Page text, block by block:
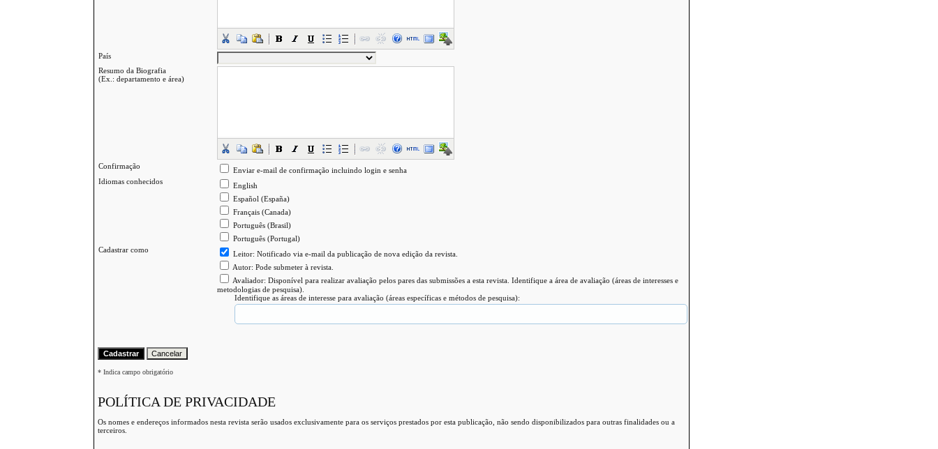
País
Resumo da Biografia
(Ex.: departamento e área)
Confirmação
Enviar e-mail de confirmação incluindo login e senha
Idiomas conhecidos
English
Español (España)
Français (Canada)
Português (Brasil)
Português (Portugal)
Cadastrar como
Leitor: Notificado via e-mail da publicação de nova edição da revista.
Autor: Pode submeter à revista.
Avaliador: Disponível para realizar avaliação pelos pares das submissões a esta revista. Identifique a área de avaliação (áreas de interesses e
metodologias de pesquisa).
Identifique as áreas de interesse para avaliação (áreas específicas e métodos de pesquisa):
* Indica campo obrigatório
POLÍTICA DE PRIVACIDADE
Os nomes e endereços informados nesta revista serão usados exclusivamente para os serviços prestados por esta publicação, não sendo disponibilizados para outras finalidades ou a
terceiros.